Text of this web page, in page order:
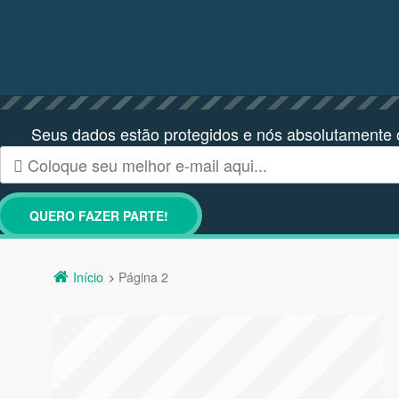
Seus dados estão protegidos e nós absolutamente
Início Página 2